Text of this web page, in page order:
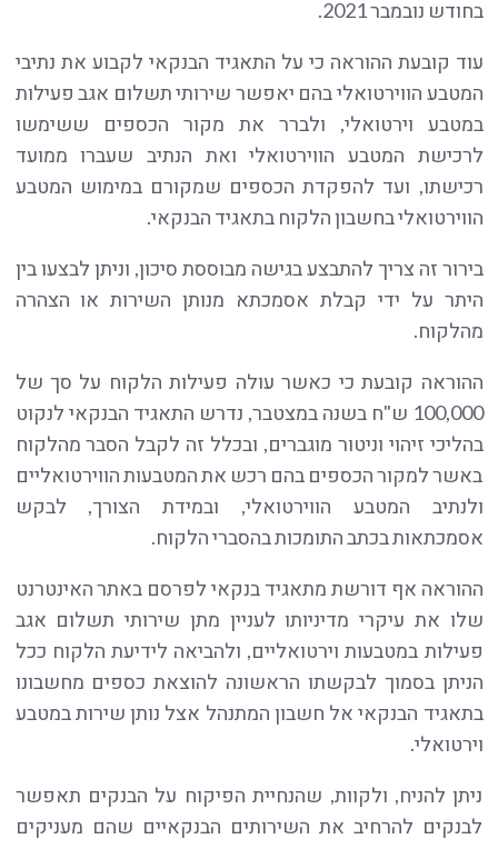
בחודש נובמבר 2021.
עוד קובעת ההוראה כי על התאגיד הבנקאי לקבוע את נתיבי
המטבע הווירטואלי בהם יאפשר שירותי תשלום אגב פעילות
במטבע וירטואלי, ולברר את מקור הכספים ששימשו
לרכישת המטבע הווירטואלי ואת הנתיב שעברו ממועד
רכישתו, ועד להפקדת הכספים שמקורם במימוש המטבע
הווירטואלי בחשבון הלקוח בתאגיד הבנקאי.
בירור זה צריך להתבצע בגישה מבוססת סיכון, וניתן לבצעו בין
היתר על ידי קבלת אסמכתא מנותן השירות או הצהרה
מהלקוח.
ההוראה קובעת כי כאשר עולה פעילות הלקוח על סך של
100,000 ש"ח בשנה במצטבר, נדרש התאגיד הבנקאי לנקוט
בהליכי זיהוי וניטור מוגברים, ובכלל זה לקבל הסבר מהלקוח
באשר למקור הכספים בהם רכש את המטבעות הווירטואליים
ולנתיב המטבע הווירטואלי, ובמידת הצורך, לבקש
אסמכתאות בכתב התומכות בהסברי הלקוח.
ההוראה אף דורשת מתאגיד בנקאי לפרסם באתר האינטרנט
שלו את עיקרי מדיניותו לעניין מתן שירותי תשלום אגב
פעילות במטבעות וירטואליים, ולהביאה לידיעת הלקוח ככל
הניתן בסמוך לבקשתו הראשונה להוצאת כספים מחשבונו
בתאגיד הבנקאי אל חשבון המתנהל אצל נותן שירות במטבע
וירטואלי.
ניתן להניח, ולקוות, שהנחיית הפיקוח על הבנקים תאפשר
לבנקים להרחיב את השירותים הבנקאיים שהם מעניקים